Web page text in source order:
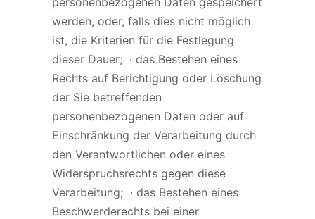
werden, oder, falls dies nicht möglich
ist, die Kriterien für die Festlegung
dieser Dauer; · das Bestehen eines
Rechts auf Berichtigung oder Löschung
der Sie betreffenden
personenbezogenen Daten oder auf
Einschränkung der Verarbeitung durch
den Verantwortlichen oder eines
Widerspruchsrechts gegen diese
Verarbeitung; · das Bestehen eines
Beschwerderechts bei einer